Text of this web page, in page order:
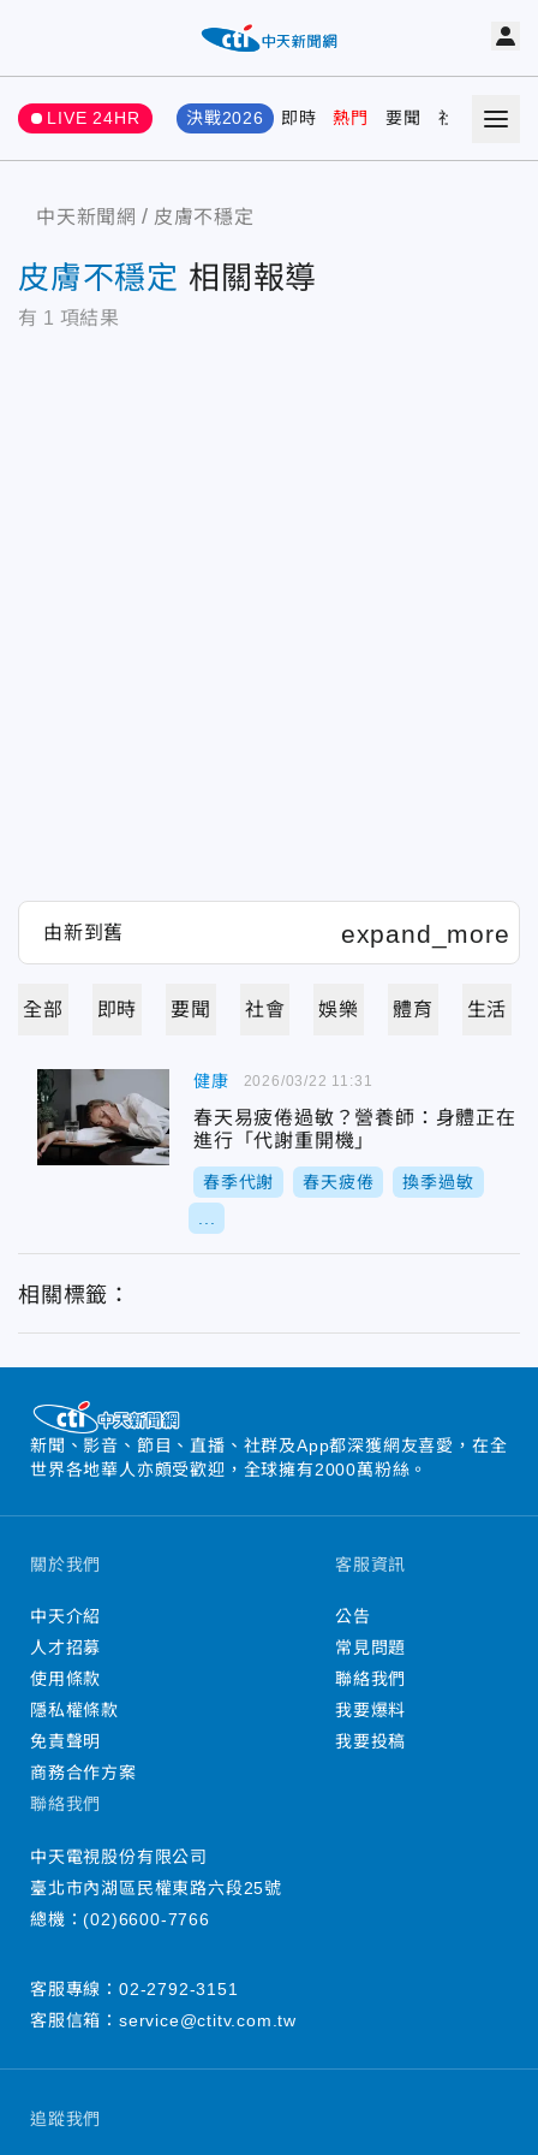
LIVE 24HR 決戰2026 即時 熱門 要聞 社會 娛樂
中天新聞網 皮膚不穩定
皮膚不穩定 相關報導
有 1 項結果
全部 即時 要聞 社會 娛樂 體育 生活
健康
春天易疲倦過敏？營養師：身體正在
進行「代謝重開機」
春季代謝 春天疲倦 換季過敏
2026/03/22 11:31
相關標籤：
新聞、影音、節目、直播、社群及App都深獲網友喜愛，在全
世界各地華人亦頗受歡迎，全球擁有2000萬粉絲。
追蹤我們
關於我們
中天介紹
人才招募
使用條款
隱私權條款
免責聲明
商務合作方案
客服資訊
公告
常見問題
聯絡我們
我要爆料
我要投稿
聯絡我們
中天電視股份有限公司
臺北市內湖區民權東路六段25號
總機：(02)6600-7766
客服專線： 02-2792-3151
客服信箱： service@ctitv.com.tw